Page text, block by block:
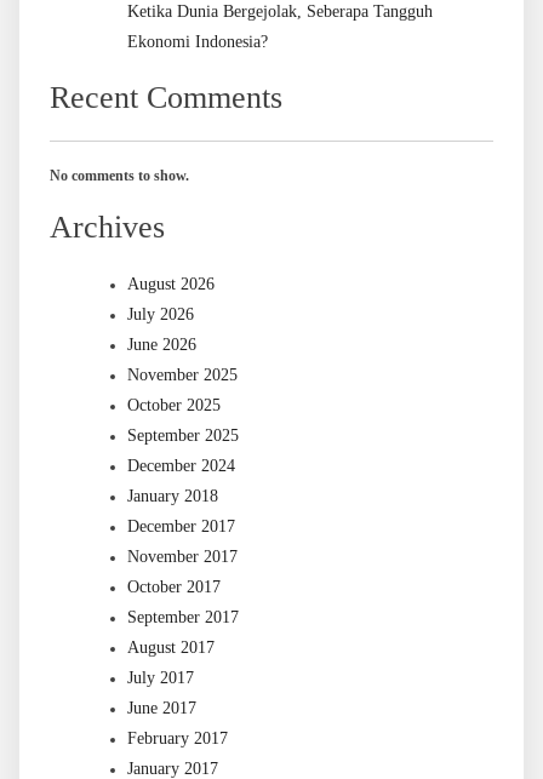
Ketika Dunia Bergejolak, Seberapa Tangguh
Ekonomi Indonesia?
Recent Comments
No comments to show.
Archives
August 2026
July 2026
June 2026
November 2025
October 2025
September 2025
December 2024
January 2018
December 2017
November 2017
October 2017
September 2017
August 2017
July 2017
June 2017
February 2017
January 2017